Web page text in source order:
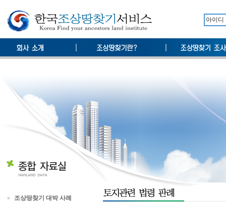
조상땅찾기 대박 사례